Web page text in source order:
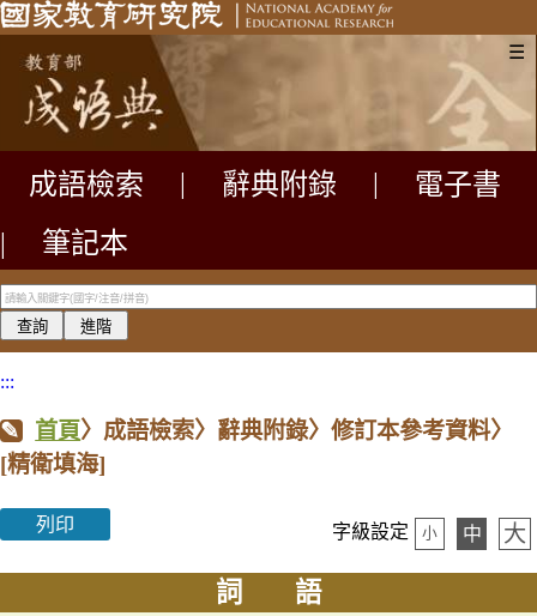
☰
成語檢索 辭典附錄
電子書
|
筆記本
:::
首頁〉成語檢索〉辭典附錄〉修訂本參考資料〉
[精衛填海]
列印 字級設定 小 中 大
詞 語